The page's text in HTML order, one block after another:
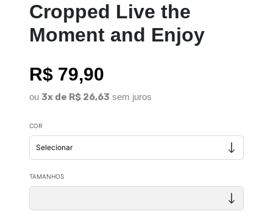
Cropped Live the
Moment and Enjoy
R$ 79,90
ou 3x de R$ 26,63 sem juros
COR
TAMANHOS